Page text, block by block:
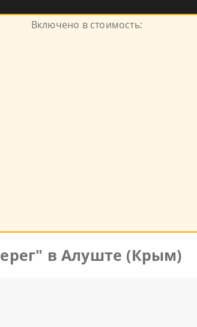
Включено в стоимость:
в Алуште (Крым)